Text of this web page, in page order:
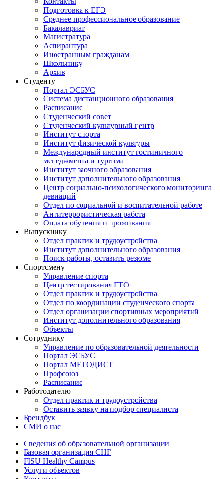
Подготовка к ЕГЭ
Среднее профессиональное образование
Бакалавриат
Магистратура
Аспирантура
Иностранным гражданам
Школьнику
Архив
Студенту
Портал ЭСБУС
Система дистанционного образования
Расписание
Студенческий совет
Студенческий культурный центр
Институт спорта
Институт физической культуры
Международный институт гостиничного
менеджмента и туризма
Институт заочного образования
Институт дополнительного образования
Центр социально-психологического мониторинга
девиаций
Отдел по социальной и воспитательной работе
Антитеррористическая работа
Оплата обучения и проживания
Выпускнику
Отдел практик и трудоустройства
Институт дополнительного образования
Поиск работы, оставить резюме
Спортсмену
Управление спорта
Центр тестирования ГТО
Отдел практик и трудоустройства
Отдел по координации студенческого спорта
Отдел организации спортивных мероприятий
Институт дополнительного образования
Объекты
Сотруднику
Управление по образовательной деятельности
Портал ЭСБУС
Портал МЕТОДИСТ
Профсоюз
Расписание
Работодателю
Отдел практик и трудоустройства
Оставить заявку на подбор специалиста
Брендбук
СМИ о нас
Сведения об образовательной организации
Базовая организация СНГ
FISU Healthy Campus
Услуги объектов